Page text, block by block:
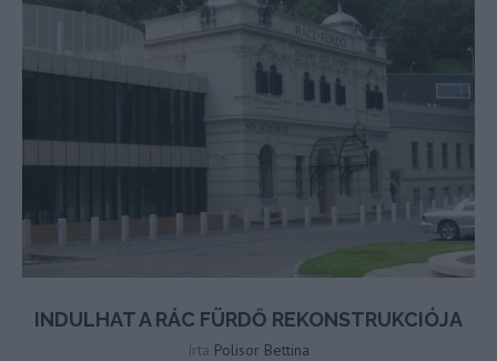
INDULHAT A RÁC FÜRDŐ REKONSTRUKCIÓJA
írta Polisor Bettina